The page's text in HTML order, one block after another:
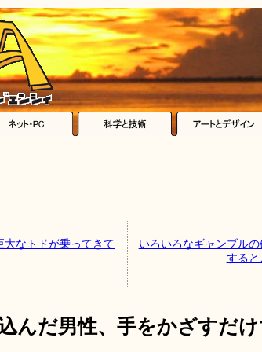
なトドが乗ってきて
いろいろなギャンブル
すると
んだ男性、手をかざすだ